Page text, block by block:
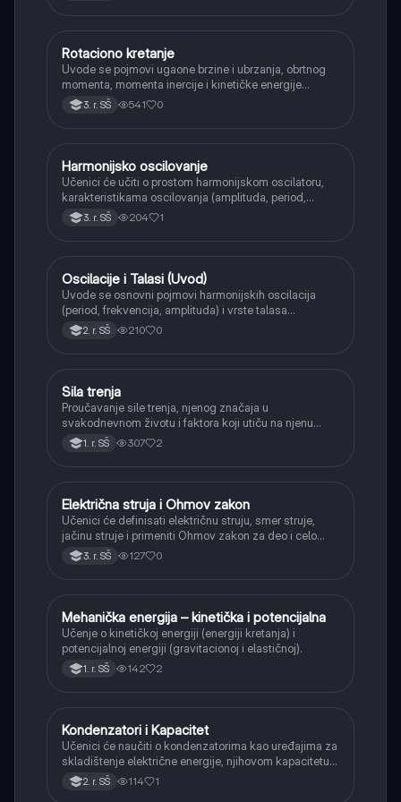
Fizika
Rotaciono kretanje
Uvode se pojmovi ugaone brzine i ubrzanja, obrtnog
momenta, momenta inercije i kinetičke energije
rotacije.
3. r. SŠ 541 0
Fizika
Harmonijsko oscilovanje
Učenici će učiti o prostom harmonijskom oscilatoru,
karakteristikama oscilovanja (amplituda, period,
frekvencija) i primerima poput klatna i sistema opruga-
masa.
3. r. SŠ 204 1
Fizika
Oscilacije i Talasi (Uvod)
Uvode se osnovni pojmovi harmonijskih oscilacija
(period, frekvencija, amplituda) i vrste talasa
(transverzalni, longitudinalni), kao i karakteristike
zvučnih talasa.
2. r. SŠ 210 0
Fizika
Sila trenja
Proučavanje sile trenja, njenog značaja u
svakodnevnom životu i faktora koji utiču na njenu
veličinu.
1. r. SŠ 307 2
Fizika
Električna struja i Ohmov zakon
Učenici će definisati električnu struju, smer struje,
jačinu struje i primeniti Ohmov zakon za deo i celo
kolo.3. r. SŠ 127 0
Fizika
Mehanička energija – kinetička i potencijalna
Učenje o kinetičkoj energiji (energiji kretanja) i
potencijalnoj energiji (gravitacionoj i elastičnoj).
1. r. SŠ 142 2
Fizika
Kondenzatori i Kapacitet
Učenici će naučiti o kondenzatorima kao uređajima za
skladištenje električne energije, njihovom kapacitetu i
načinima vezivanja (serijski i paralelno).
2. r. SŠ 114 1